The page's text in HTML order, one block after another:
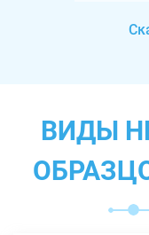
ВИДЫ